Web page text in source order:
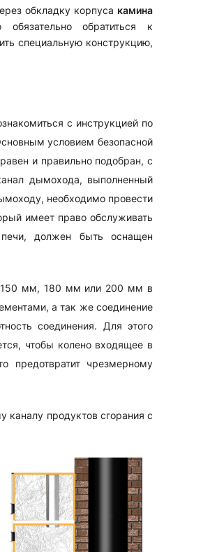
обкладку корпуса камина
обратиться к
специальную конструкцию,
с инструкцией по
условием безопасной
и правильно подобран, с
дымохода, выполненный
необходимо провести
имеет право обслуживать
должен быть оснащен
мм, 180 мм или 200 мм в
а так же соединение
соединения. Для этого
чтобы колено входящее в
предотвратит чрезмерному
продуктов сгорания с